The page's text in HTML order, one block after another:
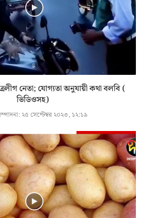
নেতা; যোগ্যতা অনুযায়ী কথা বলবি (
ভিডিওসহ)
২৫ সেপ্টেম্বর ২০২৩, ১২:১৯